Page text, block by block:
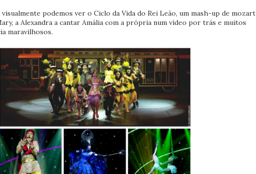
podemos ver o Ciclo da Vida do Rei Leão, um mash-up de mozart
a Alexandra a cantar Amália com a própria num vídeo por trás e muitos
maravilhosos.